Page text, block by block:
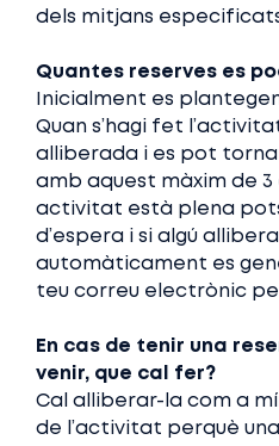
dels mitjans
Quantes reserves es
Inicialment es
Quan s’hagi fet
alliberada i es pot
amb aquest màxim de 3
activitat està plena
d’espera i si algú
automàticament es
teu correu electrònic
En cas de tenir una
venir, que cal fer?
Cal alliberar-la com a
de l’activitat perquè